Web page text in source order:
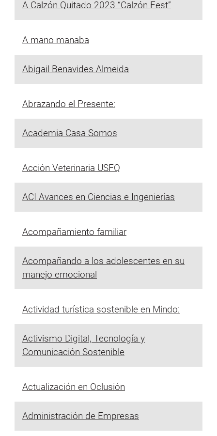
A Calzón Quitado 2023 “Calzón Fest”
A mano manaba
Abigail Benavides Almeida
Abrazando el Presente:
Academia Casa Somos
Acción Veterinaria USFQ
ACI Avances en Ciencias e Ingenierías
Acompañamiento familiar
Acompañando a los adolescentes en su
manejo emocional
Actividad turística sostenible en Mindo:
Activismo Digital, Tecnología y
Comunicación Sostenible
Actualización en Oclusión
Administración de Empresas